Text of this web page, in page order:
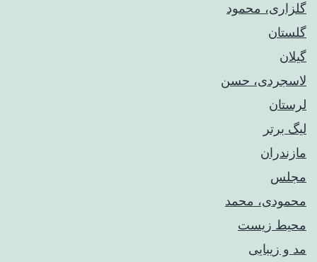
گلزاری، محمود
گلستان
گیلان
لاسجردی، حسن
لرستان
لیگ برتر
مازندران
مجلس
محمودی، محمد
محیط زیست
مد و زیبایی